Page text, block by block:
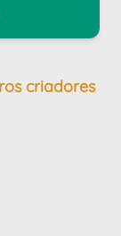
criadores